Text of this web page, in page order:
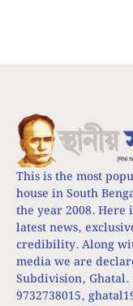
This is the most
house in South
the year 2008.
latest news,
credibility. Along
media we are
Subdivision, Ghatal.
9732738015,